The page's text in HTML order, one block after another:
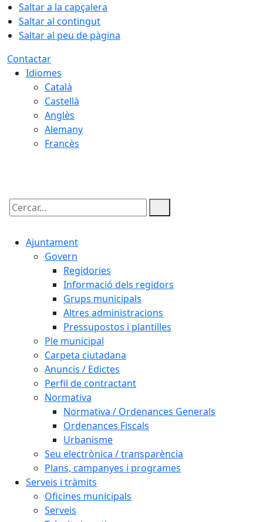
Saltar a la capçalera
Saltar al contingut
Saltar al peu de pàgina
Contactar
Idiomes
Català
Castellà
Anglès
Alemany
Francès
Cercar:
Ajuntament
Govern
Regidories
Informació dels regidors
Grups municipals
Altres administracions
Pressupostos i plantilles
Ple municipal
Carpeta ciutadana
Anuncis / Edictes
Perfil de contractant
Normativa
Normativa / Ordenances Generals
Ordenances Fiscals
Urbanisme
Seu electrònica / transparència
Plans, campanyes i programes
Serveis i tràmits
Oficines municipals
Serveis